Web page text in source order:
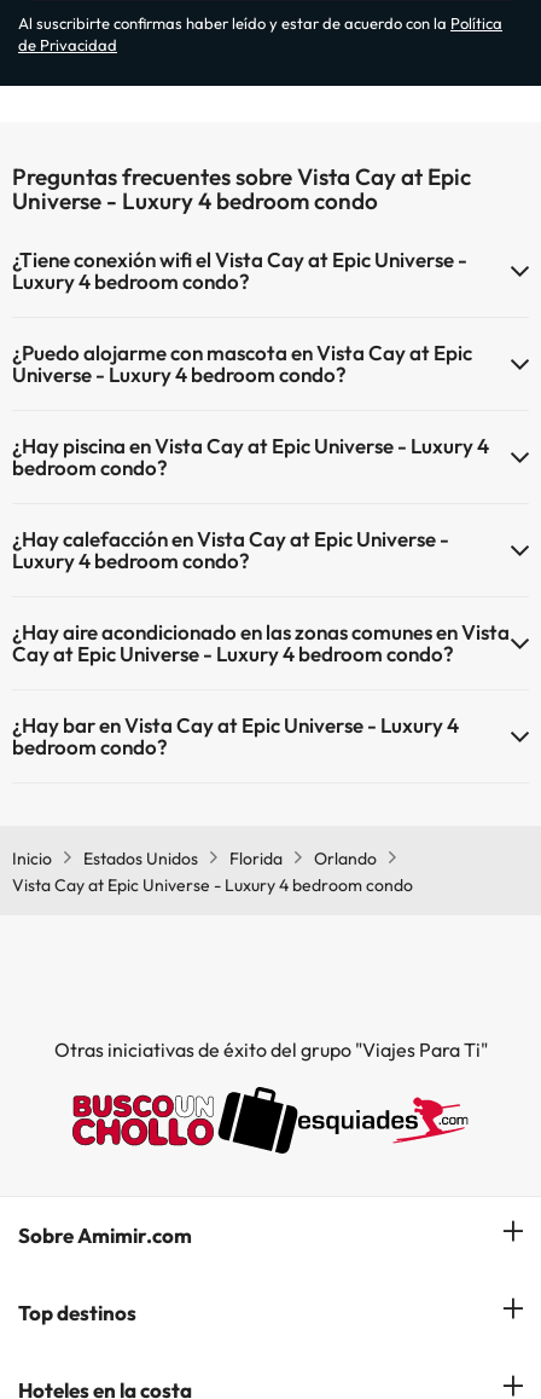
Al suscribirte confirmas haber leído y estar de acuerdo con la Política
de Privacidad
Preguntas frecuentes sobre Vista Cay at Epic
Universe - Luxury 4 bedroom condo
¿Tiene conexión wifi el Vista Cay at Epic Universe -
Luxury 4 bedroom condo?
Wi-Fi.
¿Puedo alojarme con mascota en Vista Cay at Epic
Universe - Luxury 4 bedroom condo?
admiten mascotas.
¿Hay piscina en Vista Cay at Epic Universe - Luxury 4
bedroom condo?
piscina (este servicio puede ser de pago) Aquí tienes más info sobre
la piscina y otras instalaciones.
Piscina al aire libre (toda la temporada)
¿Hay calefacción en Vista Cay at Epic Universe -
Luxury 4 bedroom condo?
calefacción en las zonas comunes.
¿Hay aire acondicionado en las zonas comunes en Vista
Cay at Epic Universe - Luxury 4 bedroom condo?
acondicionado en las zonas comunes.
¿Hay bar en Vista Cay at Epic Universe - Luxury 4
bedroom condo?
Inicio Estados Unidos Florida
Orlando
Vista Cay at Epic Universe - Luxury 4 bedroom condo
Otras iniciativas de éxito del grupo "Viajes Para Ti"
Sobre Amimir.com
¿Quiénes somos?
Top destinos
Hoteles en Salou
Hoteles en la costa